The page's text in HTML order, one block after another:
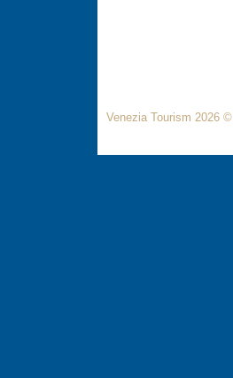
Venezia Tourism 2026 ©